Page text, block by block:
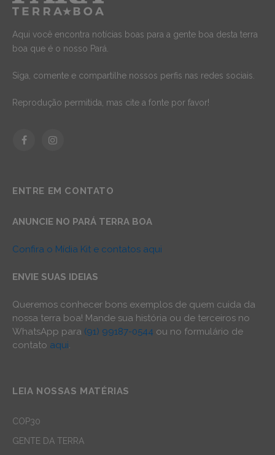
Aqui você encontra notícias boas para a gente boa desta terra
boa que é o nosso Pará.
Siga, comente e compartilhe nossos perfis nas redes sociais.
Reprodução permitida, mas cite a fonte por favor!
FacebookInstagram
ENTRE EM CONTATO
ANUNCIE NO PARÁ TERRA BOA
Confira o Mídia Kit e contatos aqui
ENVIE SUAS IDEIAS
Queremos conhecer bons exemplos de quem cuida da
nossa terra boa! Mande sua história ou de terceiros no
WhatsApp para (91) 99187-0544 ou no formulário de
contato aqui.
LEIA NOSSAS MATÉRIAS
COP30
GENTE DA TERRA